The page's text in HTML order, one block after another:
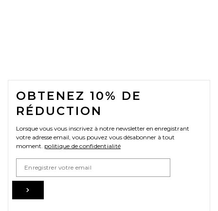
FOOTER
OBTENEZ 10% DE
RÉDUCTION
Lorsque vous vous inscrivez à notre newsletter en enregistrant
votre adresse email, vous pouvez vous désabonner à tout
moment. politique de confidentialité